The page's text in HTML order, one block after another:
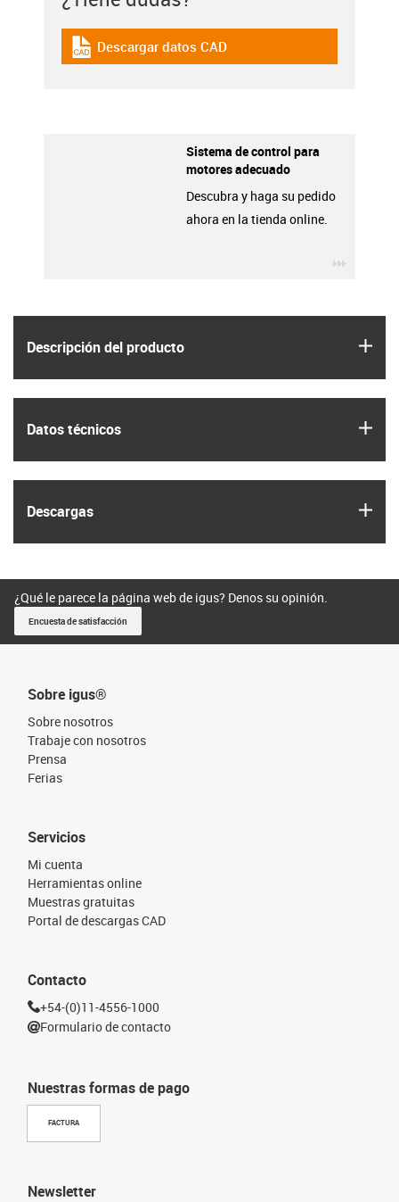
Descripción del producto
Datos técnicos
Descargas
igus-icon-cad-dateien
Descargar datos CAD
Sistema de control para
motores adecuado
Descubra y haga su pedido
ahora en la tienda online.
¿Qué le parece la página web de igus? Denos su opinión.
Encuesta de satisfacción
Sobre igus®
Sobre nosotros
Trabaje con nosotros
Prensa
Ferias
Nuestras formas de pago
FACTURA
Servicios
Mi cuenta
Herramientas online
Muestras gratuitas
Portal de descargas CAD
Contacto
+54-(0)11-4556-1000
Formulario de contacto
Newsletter